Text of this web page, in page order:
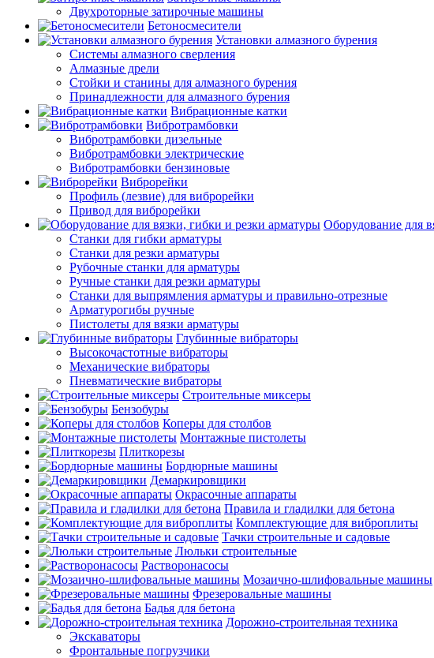
Двухроторные затирочные машины
Бетоносмесители
Установки алмазного бурения
Системы алмазного сверления
Алмазные дрели
Стойки и станины для алмазного бурения
Принадлежности для алмазного бурения
Вибрационные катки
Вибротрамбовки
Вибротрамбовки дизельные
Вибротрамбовки электрические
Вибротрамбовки бензиновые
Виброрейки
Профиль (лезвие) для виброрейки
Привод для виброрейки
Оборудование для
Станки для гибки арматуры
Станки для резки арматуры
Рубочные станки для арматуры
Ручные станки для резки арматуры
Станки для выпрямления арматуры и правильно-отрезные
Арматурогибы ручные
Пистолеты для вязки арматуры
Глубинные вибраторы
Высокочастотные вибраторы
Механические вибраторы
Пневматические вибраторы
Строительные миксеры
Бензобуры
Коперы для столбов
Монтажные пистолеты
Плиткорезы
Бордюрные машины
Демаркировщики
Окрасочные аппараты
Правила и гладилки для бетона
Комплектующие для виброплиты
Тачки строительные и садовые
Люльки строительные
Растворонасосы
Мозаично-шлифовальные машины
Фрезеровальные машины
Бадья для бетона
Дорожно-строительная техника
Экскаваторы
Фронтальные погрузчики